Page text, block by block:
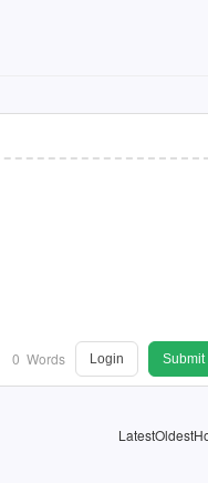
0 Words Login Submit
LatestOldest